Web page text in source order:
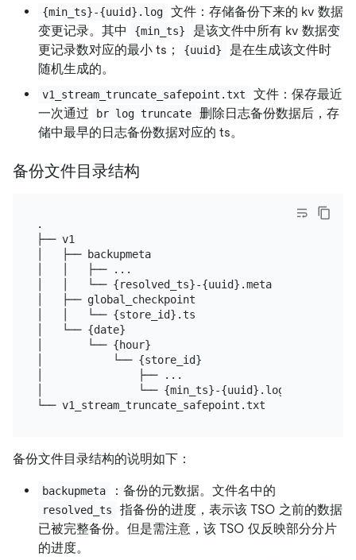
{min_ts}-{uuid}.log
文件：存储备份下来的 kv 数据
变更记录。其中
{min_ts}
是该文件中所有 kv 数据变
更记录数对应的最小 ts；
{uuid}
是在生成该文件时
随机生成的。
v1_stream_truncate_safepoint.txt
文件：保存最近
一次通过
br log truncate
删除日志备份数据后，存
储中最早的日志备份数据对应的 ts。
备份文件目录结构
.
├── v1
│   ├── backupmeta
│   │   ├── ...
│   │   └── {resolved_ts}-{uuid}.meta
│   ├── global_checkpoint
│   │   └── {store_id}.ts
│   └── {date}
│       └── {hour}
│           └── {store_id}
│               ├── ...
│               └── {min_ts}-{uuid}.log
备份文件目录结构的说明如下：
backupmeta ：备份的元数据。文件名中的
resolved_ts
指备份的进度，表示该 TSO 之前的数据
已被完整备份。但是需注意，该 TSO 仅反映部分分片
的进度。